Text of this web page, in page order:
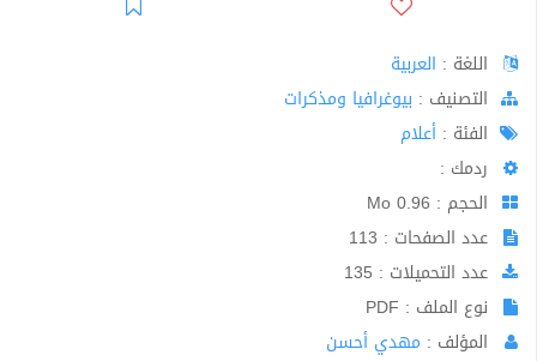
اللغة : العربية
اﻟﺘﺼﻨﻴﻒ : بيوغرافيا ومذكرات
الفئة : أعلام
ردمك :
الحجم : 0.96 Mo
عدد الصفحات : 113
عدد التحميلات : 135
نوع الملف : PDF
المؤلف : مهدي أحسن